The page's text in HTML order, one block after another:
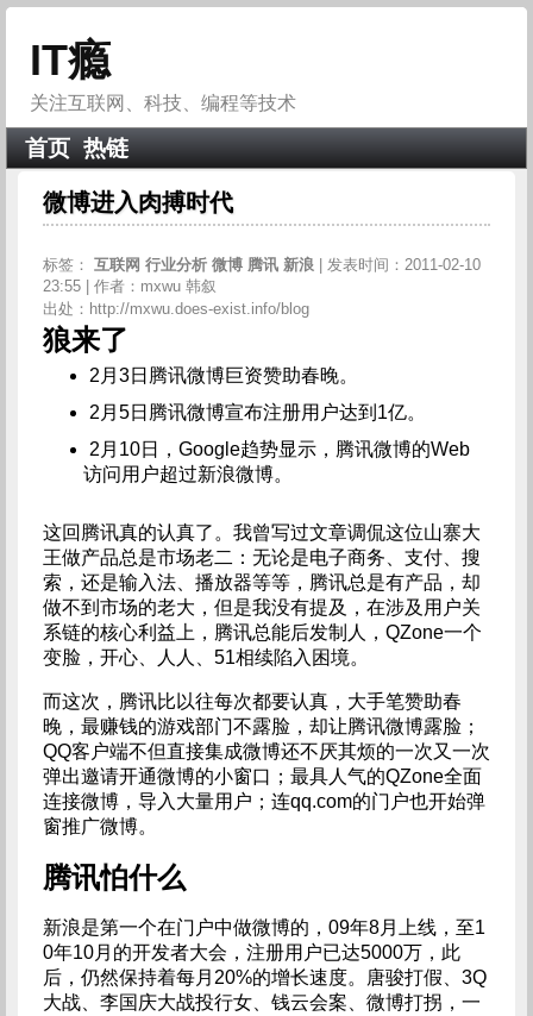
IT瘾
关注互联网、科技、编程等技术
首页 热链
微博进入肉搏时代
标签： 互联网 行业分析 微博 腾讯 新浪
| 发表时间：2011-02-10
23:55 | 作者：mxwu 韩叙
出处：http://mxwu.does-exist.info/blog
狼来了
2月3日腾讯微博巨资赞助春晚。
2月5日腾讯微博宣布注册用户达到1亿。
2月10日，Google趋势显示，腾讯微博的Web
访问用户超过新浪微博。
这回腾讯真的认真了。我曾写过文章调侃这位山寨大
王做产品总是市场老二：无论是电子商务、支付、搜
索，还是输入法、播放器等等，腾讯总是有产品，却
做不到市场的老大，但是我没有提及，在涉及用户关
系链的核心利益上，腾讯总能后发制人，QZone一个
变脸，开心、人人、51相续陷入困境。
而这次，腾讯比以往每次都要认真，大手笔赞助春
晚，最赚钱的游戏部门不露脸，却让腾讯微博露脸；
QQ客户端不但直接集成微博还不厌其烦的一次又一次
弹出邀请开通微博的小窗口；最具人气的QZone全面
连接微博，导入大量用户；连qq.com的门户也开始弹
窗推广微博。
腾讯怕什么
新浪是第一个在门户中做微博的，09年8月上线，至1
0年10月的开发者大会，注册用户已达5000万，此
后，仍然保持着每月20%的增长速度。唐骏打假、3Q
大战、李国庆大战投行女、钱云会案、微博打拐，一